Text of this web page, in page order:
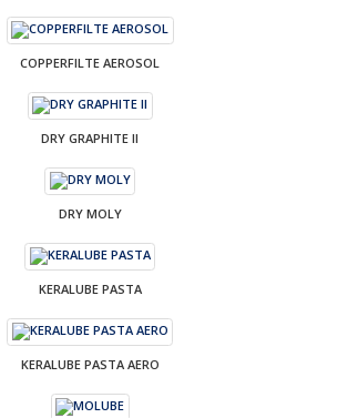
COPPERFILTE AEROSOL
DRY GRAPHITE II
DRY MOLY
KERALUBE PASTA
KERALUBE PASTA AERO